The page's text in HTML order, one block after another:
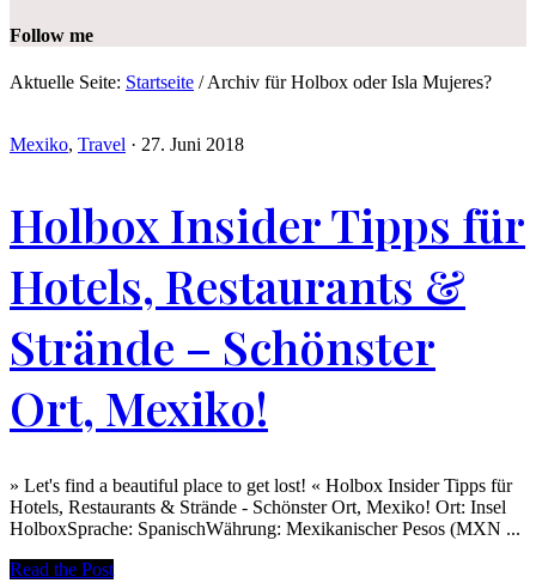
Follow me
Aktuelle Seite: Startseite /Archiv für Holbox oder Isla Mujeres?
Mexiko, Travel · 27. Juni 2018
Holbox Insider Tipps für
Hotels, Restaurants &
Strände – Schönster
Ort, Mexiko!
» Let's find a beautiful place to get lost! « Holbox Insider Tipps für
Hotels, Restaurants & Strände - Schönster Ort, Mexiko! Ort: Insel
HolboxSprache: SpanischWährung: Mexikanischer Pesos (MXN ...
Read the Post